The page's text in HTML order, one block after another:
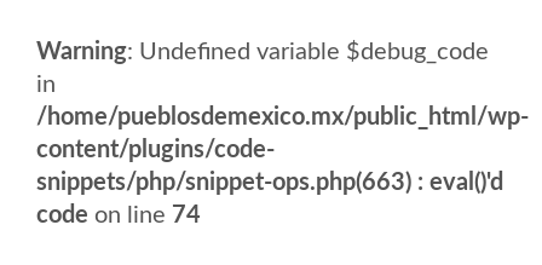
Warning: Undefined variable $debug_code
in
/home/pueblosdemexico.mx/public_html/wp-
content/plugins/code-
snippets/php/snippet-ops.php(663) : eval()'d
code on line 74